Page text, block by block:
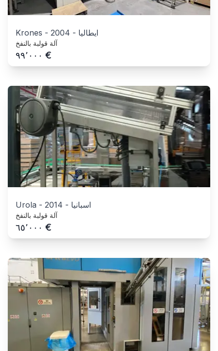
Krones - 2004 - ايطاليا
آلة قولبة بالنفخ
٩٩٬٠٠٠ €
Urola - 2014 - اسبانيا
آلة قولبة بالنفخ
٦٥٬٠٠٠ €